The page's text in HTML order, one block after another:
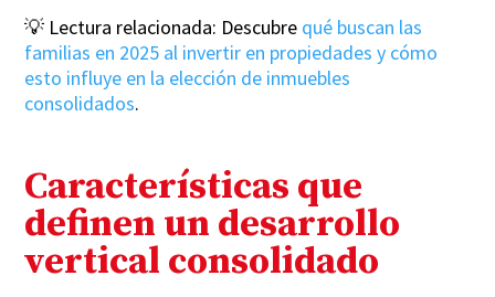
💡 Lectura relacionada: Descubre qué buscan las
familias en 2025 al invertir en propiedades y cómo
esto influye en la elección de inmuebles
consolidados.
Características que
definen un desarrollo
vertical consolidado